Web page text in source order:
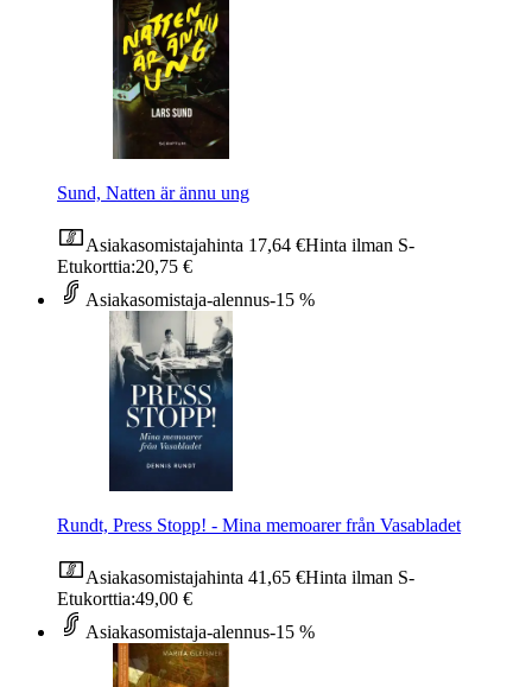
Sund, Natten är ännu ung
Asiakasomistajahinta 17,64 €Hinta ilman S-
Etukorttia:20,75 €
Asiakasomistaja-alennus-15 %
Rundt, Press Stopp! - Mina memoarer från Vasabladet
Asiakasomistajahinta 41,65 €Hinta ilman S-
Etukorttia:49,00 €
Asiakasomistaja-alennus-15 %